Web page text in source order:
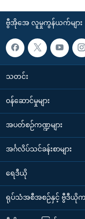
ဗွီအိုအေ လူမှုကွန်ယက်များ
သတင်း
၀န်ဆောင်မှုများ
အပတ်စဉ်ကဏ္ဍများ
အင်္ဂလိပ်သင်ခန်းစာများ
ရေဒီယို
ရုပ်သံအစီအစဉ်နှင့် ဗွီဒီယိုကဏ္